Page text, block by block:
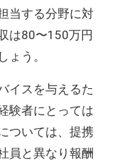
当する分野に対
は80〜150万円
ょう。
イスを与えるた
験者にとっては
ついては、提携
員と異なり報酬